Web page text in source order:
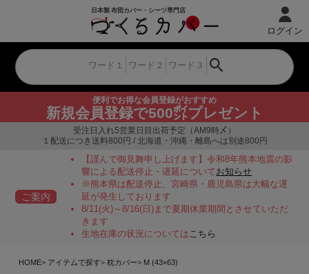
便利でお得な会員登録がおすすめ
新規会員登録で500㌽プレゼント
ログイン
受注日入れ5営業日目出荷予定（AM9時〆）
１配送につき送料800円 / 北海道・沖縄・離島へは別途800円
ご案内
【謹んで御見舞申し上げます】令和8年熊本地震の影
響による配送停止・遅延についてお知らせ
※熊本県は配送停止、宮崎県・鹿児島県は大幅な遅
延が発生しております
8/11(火)～8/16(日)まで夏期休業期間とさせていただ
きます
生地在庫の状況についてはこちら
HOME アイテムで探す 枕カバー
M (43×63)